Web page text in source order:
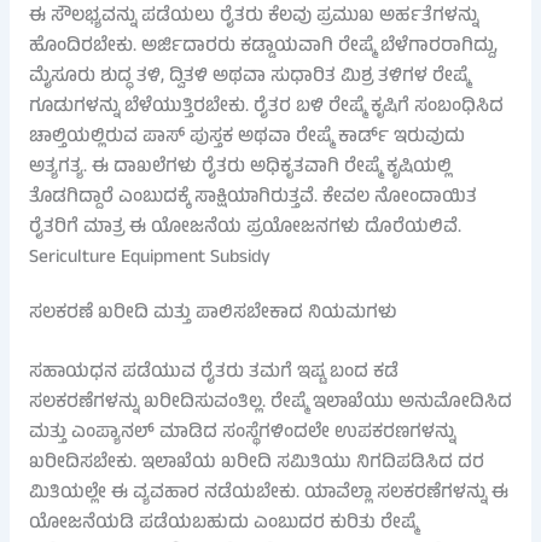
ಈ ಸೌಲಭ್ಯವನ್ನು ಪಡೆಯಲು ರೈತರು ಕೆಲವು ಪ್ರಮುಖ ಅರ್ಹತೆಗಳನ್ನು
ಹೊಂದಿರಬೇಕು. ಅರ್ಜಿದಾರರು ಕಡ್ಡಾಯವಾಗಿ ರೇಷ್ಮೆ ಬೆಳೆಗಾರರಾಗಿದ್ದು,
ಮೈಸೂರು ಶುದ್ಧ ತಳಿ, ದ್ವಿತಳಿ ಅಥವಾ ಸುಧಾರಿತ ಮಿಶ್ರ ತಳಿಗಳ ರೇಷ್ಮೆ
ಗೂಡುಗಳನ್ನು ಬೆಳೆಯುತ್ತಿರಬೇಕು. ರೈತರ ಬಳಿ ರೇಷ್ಮೆ ಕೃಷಿಗೆ ಸಂಬಂಧಿಸಿದ
ಚಾಲ್ತಿಯಲ್ಲಿರುವ ಪಾಸ್ ಪುಸ್ತಕ ಅಥವಾ ರೇಷ್ಮೆ ಕಾರ್ಡ್ ಇರುವುದು
ಅತ್ಯಗತ್ಯ. ಈ ದಾಖಲೆಗಳು ರೈತರು ಅಧಿಕೃತವಾಗಿ ರೇಷ್ಮೆ ಕೃಷಿಯಲ್ಲಿ
ತೊಡಗಿದ್ದಾರೆ ಎಂಬುದಕ್ಕೆ ಸಾಕ್ಷಿಯಾಗಿರುತ್ತವೆ. ಕೇವಲ ನೋಂದಾಯಿತ
ರೈತರಿಗೆ ಮಾತ್ರ ಈ ಯೋಜನೆಯ ಪ್ರಯೋಜನಗಳು ದೊರೆಯಲಿವೆ.
Sericulture Equipment Subsidy
ಸಲಕರಣೆ ಖರೀದಿ ಮತ್ತು ಪಾಲಿಸಬೇಕಾದ ನಿಯಮಗಳು
ಸಹಾಯಧನ ಪಡೆಯುವ ರೈತರು ತಮಗೆ ಇಷ್ಟ ಬಂದ ಕಡೆ
ಸಲಕರಣೆಗಳನ್ನು ಖರೀದಿಸುವಂತಿಲ್ಲ. ರೇಷ್ಮೆ ಇಲಾಖೆಯು ಅನುಮೋದಿಸಿದ
ಮತ್ತು ಎಂಪ್ಯಾನಲ್ ಮಾಡಿದ ಸಂಸ್ಥೆಗಳಿಂದಲೇ ಉಪಕರಣಗಳನ್ನು
ಖರೀದಿಸಬೇಕು. ಇಲಾಖೆಯ ಖರೀದಿ ಸಮಿತಿಯು ನಿಗದಿಪಡಿಸಿದ ದರ
ಮಿತಿಯಲ್ಲೇ ಈ ವ್ಯವಹಾರ ನಡೆಯಬೇಕು. ಯಾವೆಲ್ಲಾ ಸಲಕರಣೆಗಳನ್ನು ಈ
ಯೋಜನೆಯಡಿ ಪಡೆಯಬಹುದು ಎಂಬುದರ ಕುರಿತು ರೇಷ್ಮೆ